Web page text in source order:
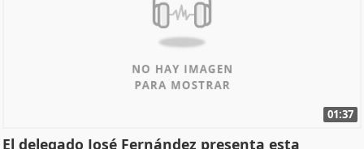
01:37
El delegado José Fernández presenta esta